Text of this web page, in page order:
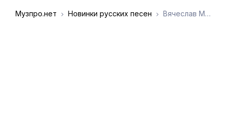
Музпро.нет Новинки русских песен Вячеслав Макаров - Разбитые сердца